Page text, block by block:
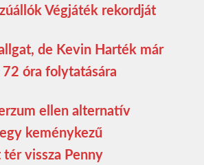
Végjáték rekordját
de Kevin Harték már
óra folytatására
ellen alternatív
keménykezű
vissza Penny